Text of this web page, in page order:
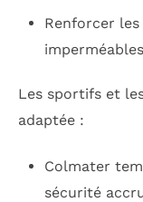
Renforcer
Les sportifs et
adaptée :
Colmater
sécurité